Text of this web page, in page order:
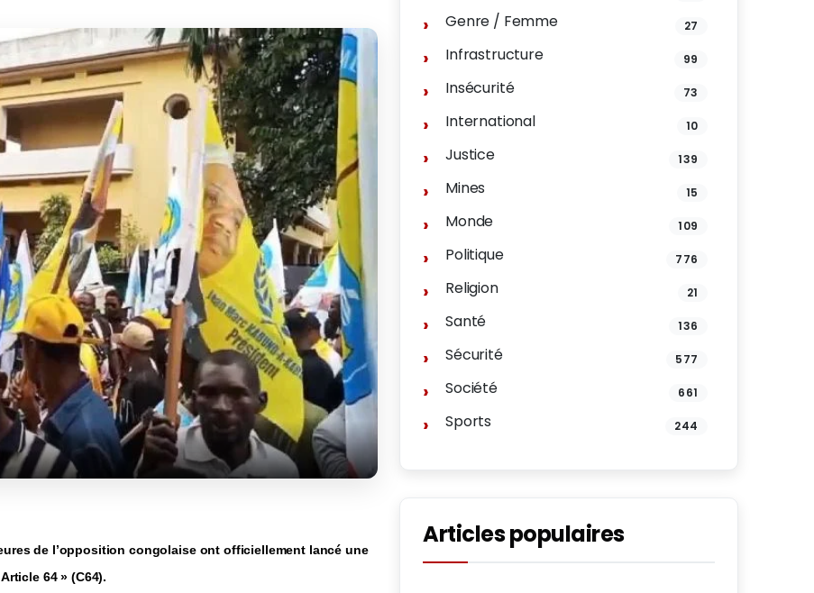
de l’opposition congolaise ont officiellement lancé une
64 » (C64).
Genre / Femme 27
Infrastructure 99
Insécurité 73
International 10
Justice 139
Mines 15
Monde 109
Politique 776
Religion 21
Santé 136
Sécurité 577
Société 661
Sports 244
Articles populaires